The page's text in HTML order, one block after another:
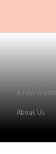
A Few Words
About Us